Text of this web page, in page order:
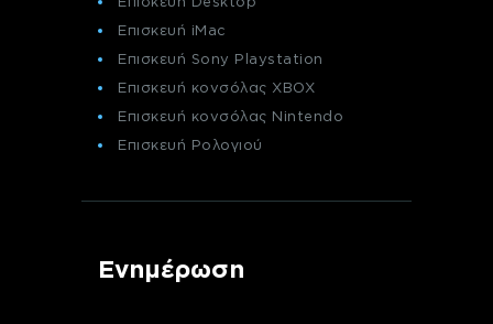
Επισκευή iMac
Επισκευή Sony Playstation
Επισκευή κονσόλας XBOX
Επισκευή κονσόλας Nintendo
Επισκευή Ρολογιού
Ενημέρωση